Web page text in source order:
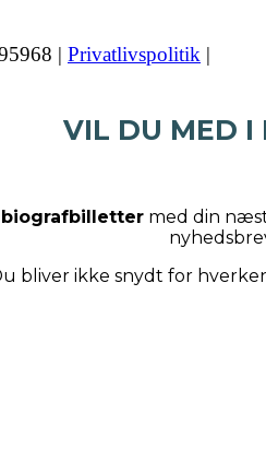
| Privatlivspolitik |
VIL DU MED I
med din
bliver ikke snydt for